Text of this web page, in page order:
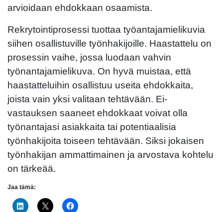
arvioidaan ehdokkaan osaamista.
Rekrytointiprosessi tuottaa työantajamielikuvia
siihen osallistuville työnhakijoille. Haastattelu on
prosessin vaihe, jossa luodaan vahvin
työnantajamielikuva. On hyvä muistaa, että
haastatteluihin osallistuu useita ehdokkaita,
joista vain yksi valitaan tehtävään. Ei-
vastauksen saaneet ehdokkaat voivat olla
työnantajasi asiakkaita tai potentiaalisia
työnhakijoita toiseen tehtävään. Siksi jokaisen
työnhakijan ammattimainen ja arvostava kohtelu
on tärkeää.
Jaa tämä: